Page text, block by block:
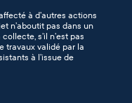
à d’autres actions
n’aboutit pas dans un
s’il n’est pas
travaux validé par la
à l’issue de